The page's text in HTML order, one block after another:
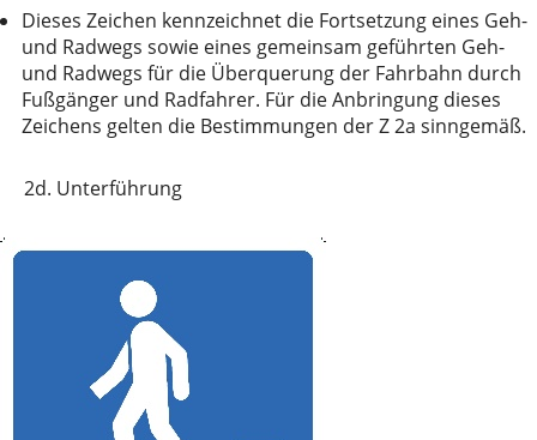
Dieses Zeichen kennzeichnet die Fortsetzung eines Geh-
und Radwegs sowie eines gemeinsam geführten Geh-
und Radwegs für die Überquerung der Fahrbahn durch
Fußgänger und Radfahrer. Für die Anbringung dieses
Zeichens gelten die Bestimmungen der Z 2a sinngemäß.
2d. Unterführung